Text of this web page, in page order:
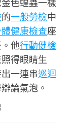
色蝗蟲一樣
的一般勞檢中
健康檢查座
他行動健檢
得眼睛生
一連串巡迴
論氣泡。